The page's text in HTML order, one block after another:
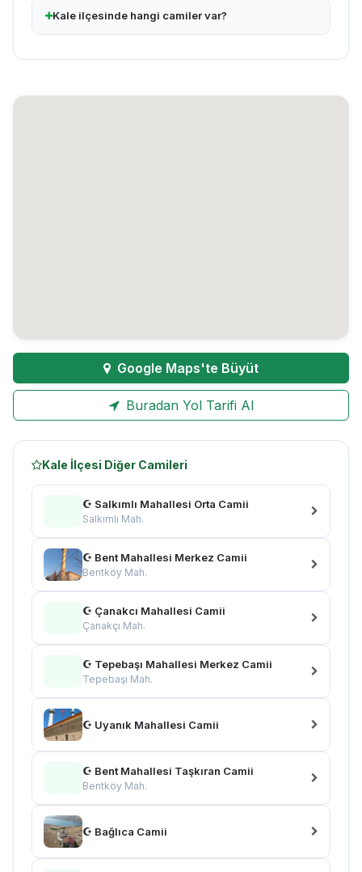
Kale ilçesinde hangi camiler var?
Google Maps'te Büyüt
Buradan Yol Tarifi Al
Kale İlçesi Diğer Camileri
☪ Salkımlı Mahallesi Orta Camii
Salkımlı Mah.
☪ Bent Mahallesi Merkez Camii
Bentköy Mah.
☪ Çanakcı Mahallesi Camii
Çanakçı Mah.
☪ Tepebaşı Mahallesi Merkez Camii
Tepebaşı Mah.
☪ Uyanık Mahallesi Camii
☪ Bent Mahallesi Taşkıran Camii
Bentköy Mah.
☪ Bağlıca Camii